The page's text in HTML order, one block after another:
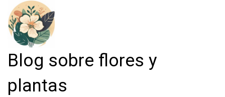
Blog sobre flores y
plantas